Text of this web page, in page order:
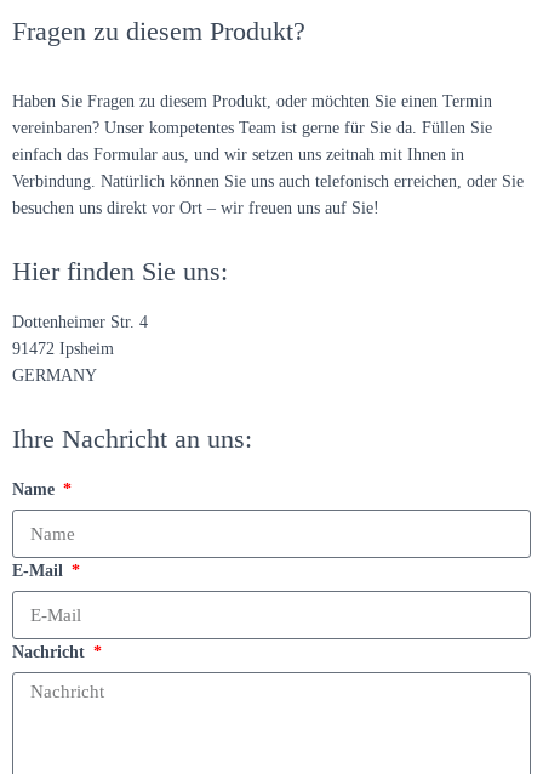
Fragen zu diesem Produkt?
Haben Sie Fragen zu diesem Produkt, oder möchten Sie einen Termin
vereinbaren? Unser kompetentes Team ist gerne für Sie da. Füllen Sie
einfach das Formular aus, und wir setzen uns zeitnah mit Ihnen in
Verbindung. Natürlich können Sie uns auch telefonisch erreichen, oder Sie
besuchen uns direkt vor Ort – wir freuen uns auf Sie!
Hier finden Sie uns:
Dottenheimer Str. 4
91472 Ipsheim
GERMANY
Ihre Nachricht an uns:
Name
E-Mail
Nachricht